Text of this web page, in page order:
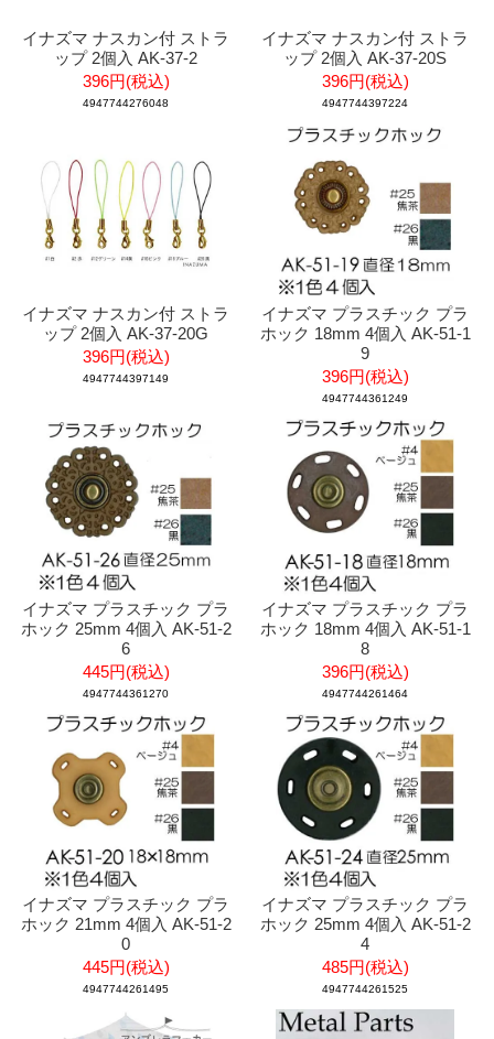
イナズマ ナスカン付 ストラ
ップ 2個入 AK-37-2
396円(税込)
4947744276048
イナズマ ナスカン付 ストラ
ップ 2個入 AK-37-20S
396円(税込)
4947744397224
イナズマ ナスカン付 ストラ
ップ 2個入 AK-37-20G
396円(税込)
4947744397149
イナズマ プラスチック プラ
ホック 18mm 4個入 AK-51-1
9
396円(税込)
4947744361249
イナズマ プラスチック プラ
ホック 25mm 4個入 AK-51-2
6
445円(税込)
4947744361270
イナズマ プラスチック プラ
ホック 18mm 4個入 AK-51-1
8
396円(税込)
4947744261464
イナズマ プラスチック プラ
ホック 21mm 4個入 AK-51-2
0
445円(税込)
4947744261495
イナズマ プラスチック プラ
ホック 25mm 4個入 AK-51-2
4
485円(税込)
4947744261525